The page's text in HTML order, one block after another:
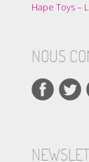
Hape Toys –
NOUS